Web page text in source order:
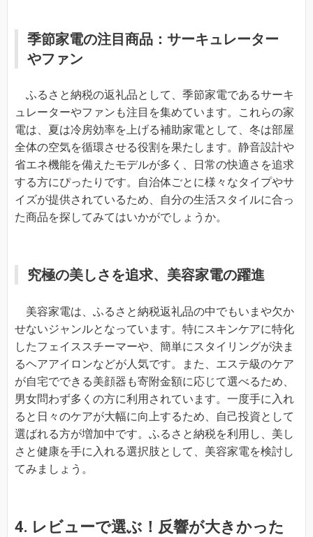
季節家電の注目商品：サーキュレーター
やファン
ふるさと納税の返礼品として、季節家電であるサーキ
ュレーターやファンも注目を集めています。これらの家
電は、夏は冷房効率を上げる補助家電として、冬は部屋
全体の空気を循環させる役割を果たします。静音設計や
省エネ機能を備えたモデルが多く、日常の快適さを追求
する方にぴったりです。自治体ごとに様々なタイプやサ
イズが提供されているため、自分の生活スタイルに合っ
た商品を探してみてはいかがでしょうか。
究極の美しさを追求、美容家電の躍進
美容家電は、ふるさと納税返礼品の中でもいまや欠か
せないジャンルとなっています。特にスキンケアに特化
したフェイススチーマーや、簡単にスタイリングが決ま
るヘアアイロンなどが人気です。また、エステ級のケア
が自宅でできる美顔器も寄附金額に応じて選べるため、
男女問わず多くの方に利用されています。一度手に入れ
ると日々のケアが大幅に向上するため、自己投資として
選ばれる方が増加中です。ふるさと納税を利用し、美し
さと健康を手に入れる選択肢として、美容家電を検討し
てみましょう。
4. レビューで選ぶ！反響が大きかった